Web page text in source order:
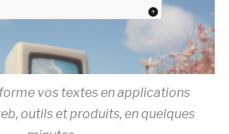
vos textes en applications
outils et produits, en quelques